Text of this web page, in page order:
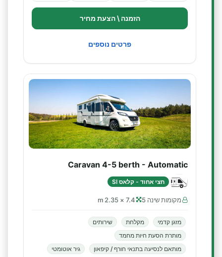
הזמנה \ הצעת מחיר
פרטים נוספים
Caravan 4-5 berth - Automatic
חצי אחוד - קלאס SI
מקומות שינה 5 7.4 × 2.35 m
מזגן קדמי מקלחת
שירותים
מותרת הסעת חיות מחמד
מותאם לנסיעה בתנאי חורף / קיפאון
גיר אוטומטי